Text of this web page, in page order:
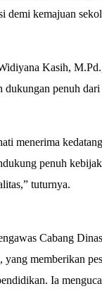
demi kemajuan
Kasih,
dukungan penuh
menerima
penuh
tuturnya.
Cabang
memberikan
Ia